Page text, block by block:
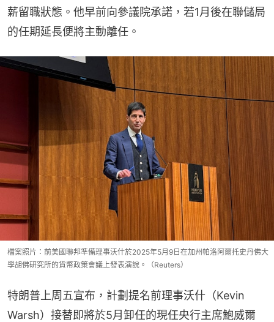
薪留職狀態。他早前向參議院承諾，若1月後在聯儲局
的任期延長便將主動離任。
檔案照片：前美國聯邦準備理事沃什於2025年5月9日在加州帕洛阿爾托史丹佛大
學胡佛研究所的貨幣政策會議上發表演說。（Reuters）
特朗普上周五宣布，計劃提名前理事沃什（Kevin
Warsh）接替即將於5月卸任的現任央行主席鮑威爾